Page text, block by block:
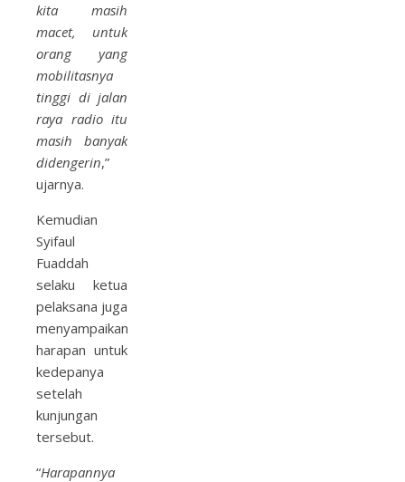
kita masih
macet, untuk
orang yang
mobilitasnya
tinggi di jalan
raya radio itu
masih banyak
didengerin,”
ujarnya.
Kemudian
Syifaul
Fuaddah
selaku ketua
pelaksana juga
menyampaikan
harapan untuk
kedepanya
setelah
kunjungan
tersebut.
“Harapannya